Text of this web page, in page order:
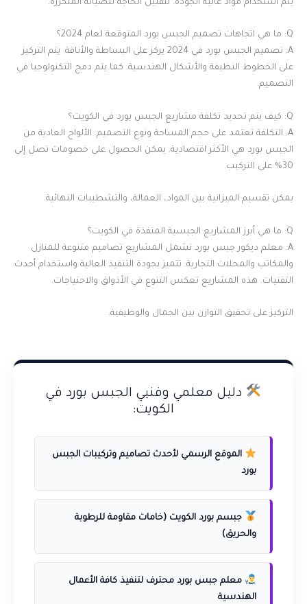
يتم استخدام مواد عالية الجودة. لتقليل الحاجة للصيانة المتكررة.
Q: ما هي اتجاهات تصميم الجبس بورد المتوقعة لعام 2024؟
A: تصميم الجبس بورد في 2024 يركز على البساطة والأناقة. يتم التركيز
على الخطوط النظيفة والأشكال الهندسية. كما يتم دمج التكنولوجيا في
التصميم.
Q: كيف يتم تحديد تكلفة مشاريع الجبس بورد في الكويت؟
A: التكلفة تعتمد على حجم المساحة ونوع التصميم. الألواح العادية من
الجبس بورد هي الأكثر اقتصادية. يمكن الحصول على خصومات تصل إلى
30% على التركيب.
يمكن تقسيم الميزانية بين المواد، العمالة، والتشطيبات النهائية.
Q: ما هي أبرز المشاريع الجبسية المنفذة في الكويت؟
A: معلم ديكور جبس بورد تشمل المشاريع تصاميم متنوعة للمنازل
والمكاتب والمحلات التجارية. تتميز بجودة التنفيذ العالية واستخدام أحدث
التقنيات. هذه المشاريع تعكس التنوع في الأذواق والاحتياجات.
التركيز على تحقيق التوازن بين الجمال والوظيفية.
دليل معلمي وفنيي الجبس بورد في
الكويت:
الموقع الرسمي لأحدث تصاميم وتركيبات الجبس
بورد
جبسم بورد الكويت (خامات مقاومة للرطوبة
والحريق)
معلم جبس بورد محترف لتنفيذ كافة الأعمال
الهندسية